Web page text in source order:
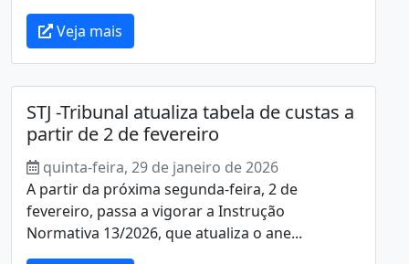
Veja mais
STJ -Tribunal atualiza tabela de custas a
partir de 2 de fevereiro
quinta-feira, 29 de janeiro de 2026
A partir da próxima segunda-feira, 2 de
fevereiro, passa a vigorar a Instrução
Normativa 13/2026, que atualiza o ane...